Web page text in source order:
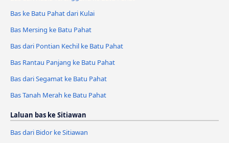
Bas ke Batu Pahat dari Kulai
Bas Mersing ke Batu Pahat
Bas dari Pontian Kechil ke Batu Pahat
Bas Rantau Panjang ke Batu Pahat
Bas dari Segamat ke Batu Pahat
Bas Tanah Merah ke Batu Pahat
Laluan bas ke Sitiawan
Bas dari Bidor ke Sitiawan